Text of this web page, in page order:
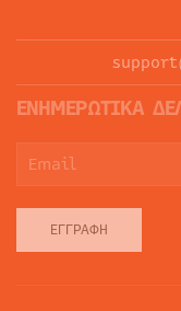
ΕΝΗΜΕΡΩΤΙΚΑ
ΕΓΓΡΑΦΉ